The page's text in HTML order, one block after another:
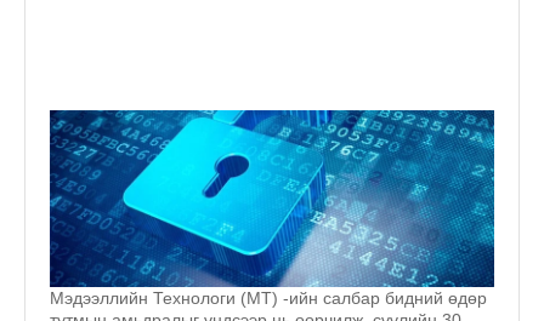
Мэдээллийн Технологи (MT) -ийн салбар бидний өдөр